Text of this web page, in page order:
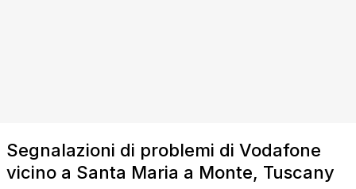
Segnalazioni di problemi di Vodafone
vicino a Santa Maria a Monte, Tuscany